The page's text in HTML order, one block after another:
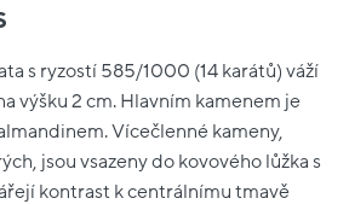
s ryzostí 585/1000 (14 karátů) váží
výšku 2 cm. Hlavním kamenem je
Vícečlenné kameny,
jsou vsazeny do kovového lůžka s
kontrast k centrálnímu tmavě